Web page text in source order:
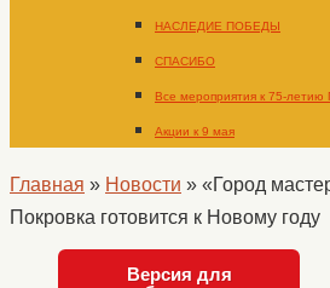
НАСЛЕДИЕ ПОБЕДЫ
СПАСИБО
Все мероприятия к 75-
Акции к 9 мая
Главная » Новости » «Город
Покровка готовится к Новому году
Версия для